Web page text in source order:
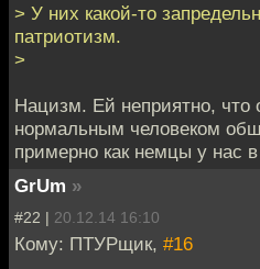
> У них какой-то
патриотизм.
>
Нацизм. Ей неприятно, что
нормальным человеком
примерно как немцы у нас
GrUm »
#22 | 20.12.14 16:10
Кому: ПТУРщик, #16